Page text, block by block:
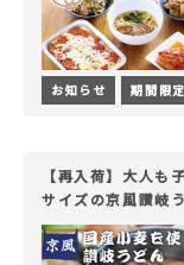
お知らせ 期間限定
【再入荷】大人も
サイズの京風讃岐